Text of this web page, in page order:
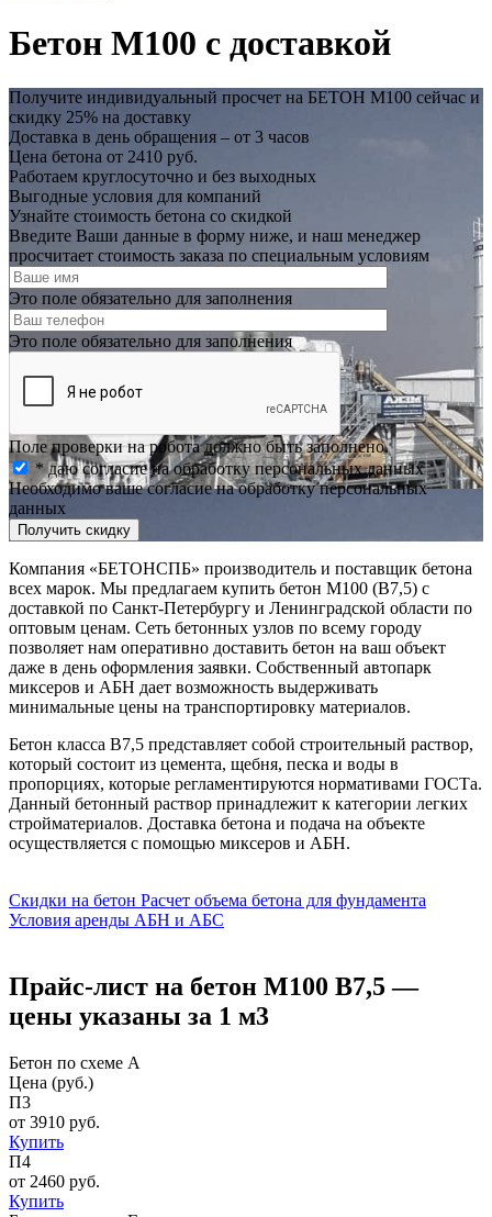
Бетон М100 с доставкой
Получите индивидуальный просчет на БЕТОН М100 сейчас и
скидку 25% на доставку
Доставка в день обращения – от 3 часов
Цена бетона от 2410 руб.
Работаем круглосуточно и без выходных
Выгодные условия для компаний
Узнайте стоимость бетона со скидкой
Введите Ваши данные в форму ниже, и наш менеджер
просчитает стоимость заказа по специальным условиям
Это поле обязательно для заполнения
Это поле обязательно для заполнения
Поле проверки на робота должно быть заполнено.
* даю согласие на обработку персональных данных
Необходимо ваше согласие на обработку персональных
данных
Получить скидку
Компания «БЕТОНСПБ» производитель и поставщик бетона
всех марок. Мы предлагаем купить бетон М100 (В7,5) с
доставкой по Санкт-Петербургу и Ленинградской области по
оптовым ценам. Сеть бетонных узлов по всему городу
позволяет нам оперативно доставить бетон на ваш объект
даже в день оформления заявки. Собственный автопарк
миксеров и АБН дает возможность выдерживать
минимальные цены на транспортировку материалов.
Бетон класса В7,5 представляет собой строительный раствор,
который состоит из цемента, щебня, песка и воды в
пропорциях, которые регламентируются нормативами ГОСТа.
Данный бетонный раствор принадлежит к категории легких
стройматериалов. Доставка бетона и подача на объекте
осуществляется с помощью миксеров и АБН.
Скидки на бетон Расчет объема бетона для фундамента
Условия аренды АБН и АБС
Прайс-лист на бетон М100 В7,5 —
цены указаны за 1 м3
Бетон по схеме А
Цена (руб.)
П3
от 3910 руб.
Купить
П4
от 2460 руб.
Купить